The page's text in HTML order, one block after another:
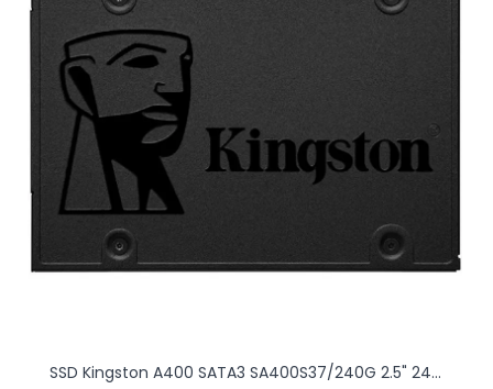
SSD Kingston A400 SATA3 SA400S37/240G 2.5" 24...